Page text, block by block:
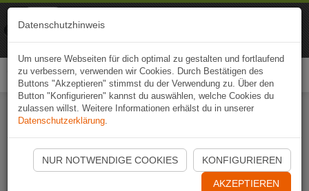
Naviki App jetzt öffnen
Datenschutzhinweis
Um unsere Webseiten für dich optimal zu gestalten und fortlaufend
zu verbessern, verwenden wir Cookies. Durch Bestätigen des
Buttons "Akzeptieren" stimmst du der Verwendung zu. Über den
Button "Konfigurieren" kannst du auswählen, welche Cookies du
zulassen willst. Weitere Informationen erhälst du in unserer
Datenschutzerklärung.
NUR NOTWENDIGE COOKIES KONFIGURIEREN
AKZEPTIEREN
Naviki